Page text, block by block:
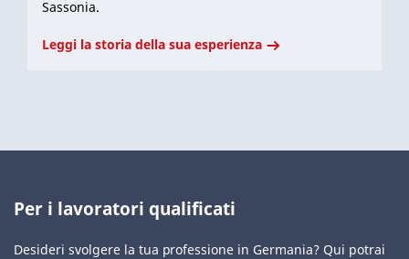
Sassonia.
Leggi la storia della sua esperienza
Per i lavoratori qualificati
Desideri svolgere la tua professione in Germania? Qui potrai